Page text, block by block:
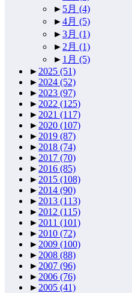
► 5月 (4)
►4月 (5)
►3月 (1)
► 2月 (1)
► 1月 (5)
► 2025 (51)
► 2024 (52)
► 2023 (97)
► 2022 (125)
► 2021 (117)
► 2020 (107)
► 2019 (87)
► 2018 (74)
► 2017 (70)
► 2016 (85)
► 2015 (108)
► 2014 (90)
► 2013 (113)
► 2012 (115)
► 2011 (101)
► 2010 (72)
► 2009 (100)
► 2008 (88)
► 2007 (96)
► 2006 (76)
► 2005 (41)